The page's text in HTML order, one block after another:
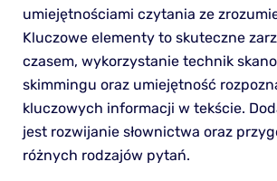
umiejętnościami czytania ze
Kluczowe elementy to skuteczne
czasem, wykorzystanie technik
skimmingu oraz umiejętność
kluczowych informacji w tekście.
jest rozwijanie słownictwa oraz
różnych rodzajów pytań.